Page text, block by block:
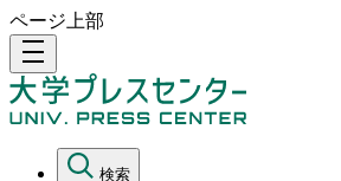
ページ上部
density_medium
検索